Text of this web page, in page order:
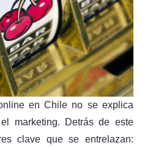
en Chile no se explica
marketing. Detrás de este
clave que se entrelazan: